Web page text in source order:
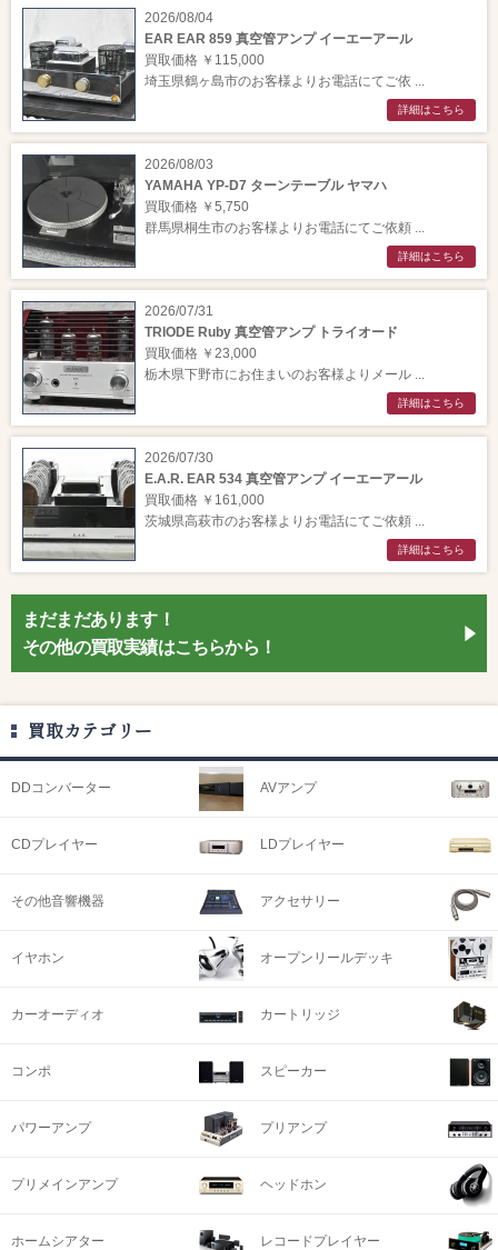
2026/08/04
EAR EAR 859 真空管アンプ イーエーアール
買取価格 ￥115,000
埼玉県鶴ヶ島市のお客様よりお電話にてご依 ...
詳細はこちら
2026/08/03
YAMAHA YP-D7 ターンテーブル ヤマハ
買取価格 ￥5,750
群馬県桐生市のお客様よりお電話にてご依頼 ...
詳細はこちら
2026/07/31
TRIODE Ruby 真空管アンプ トライオード
買取価格 ￥23,000
栃木県下野市にお住まいのお客様よりメール ...
詳細はこちら
2026/07/30
E.A.R. EAR 534 真空管アンプ イーエーアール
買取価格 ￥161,000
茨城県高萩市のお客様よりお電話にてご依頼 ...
詳細はこちら
まだまだあります！
その他の買取実績はこちらから！
買取カテゴリー
DDコンバーター AVアンプ
CDプレイヤー LDプレイヤー
その他音響機器 アクセサリー
イヤホン オープンリールデッキ
カーオーディオ カートリッジ
コンポ スピーカー
パワーアンプ プリアンプ
プリメインアンプ ヘッドホン
ホームシアター レコードプレイヤー